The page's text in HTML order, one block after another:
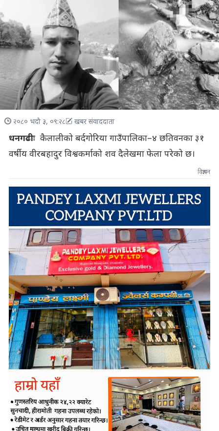
२०८० भदौ ३, ०९:२८ खबर संवाददाता
धनगढीःकैलालीको बर्दगोरिया गाउँपालिका–४ छतिवनका ३१
वर्षीय वीरबहादुर विश्वकर्माको शव दैलेखमा फेला परेको छ।
विज्ञापन